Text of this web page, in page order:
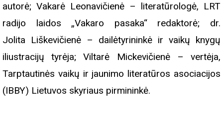
autorė; Vakarė Leonavičienė – literatūrologė, LRT
radijo laidos „Vakaro pasaka“ redaktorė; dr.
Jolita Liškevičienė – dailėtyrininkė ir vaikų knygų
iliustracijų tyrėja; Viltarė Mickevičienė – vertėja,
Tarptautinės vaikų ir jaunimo literatūros asociacijos
(IBBY) Lietuvos skyriaus pirmininkė.